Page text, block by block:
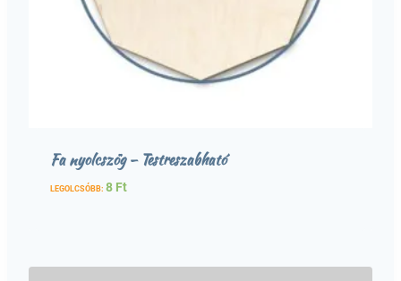
Fa nyolcszög – Testreszabható
LEGOLCSÓBB: 8 Ft